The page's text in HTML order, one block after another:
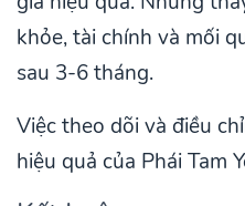
khỏe, tài chính và mối
sau 3-6 tháng.
Việc theo dõi và điều
hiệu quả của Phái Tam